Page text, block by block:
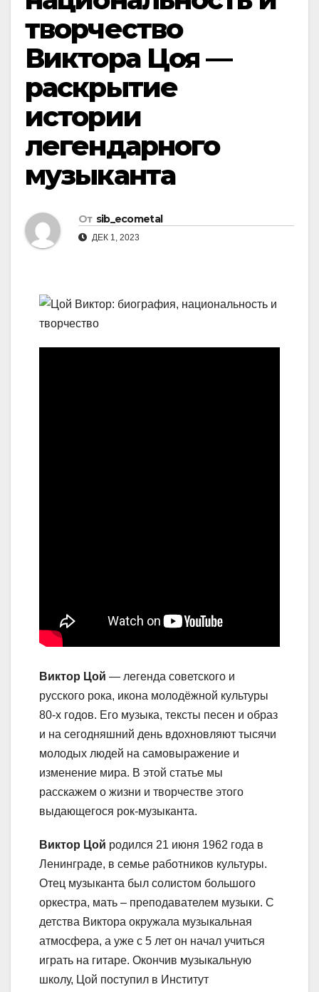
творчество
Виктора Цоя —
раскрытие
истории
легендарного
музыканта
От sib_ecometal
ДЕК 1, 2023
Виктор Цой — легенда советского и
русского рока, икона молодёжной культуры
80-х годов. Его музыка, тексты песен и образ
и на сегодняшний день вдохновляют тысячи
молодых людей на самовыражение и
изменение мира. В этой статье мы
расскажем о жизни и творчестве этого
выдающегося рок-музыканта.
Виктор Цой родился 21 июня 1962 года в
Ленинграде, в семье работников культуры.
Отец музыканта был солистом большого
оркестра, мать – преподавателем музыки. С
детства Виктора окружала музыкальная
атмосфера, а уже с 5 лет он начал учиться
играть на гитаре. Окончив музыкальную
школу, Цой поступил в Институт